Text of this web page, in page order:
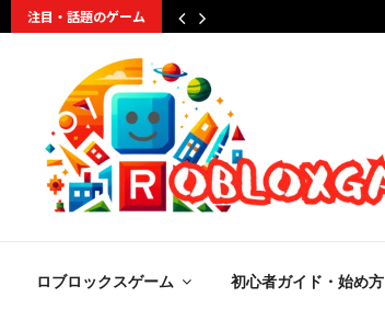
注目・話題のゲーム
ロブロックスゲーム 初心者ガイド・始め方